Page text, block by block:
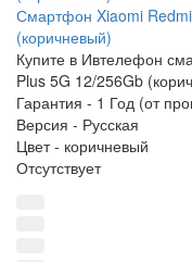
Смартфон Xiaomi
(коричневый)
Купите в Ивтелефон
Plus 5G 12/256Gb
Гарантия - 1 Год (от
Версия - Русская
Цвет - коричневый
Отсутствует